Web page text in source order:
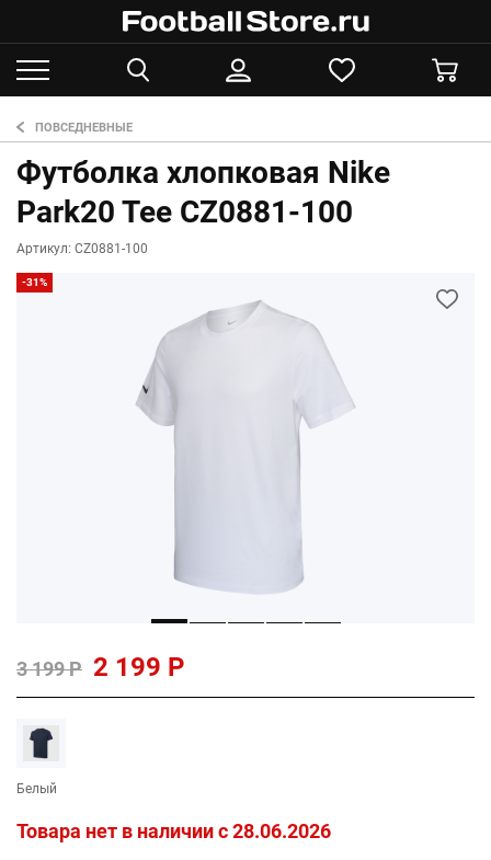
ПОВСЕДНЕВНЫЕ
Футболка хлопковая Nike
Park20 Tee CZ0881-100
Артикул: CZ0881-100
-31%
3 199 Р 2 199 Р
Белый
Товара нет в наличии c 28.06.2026